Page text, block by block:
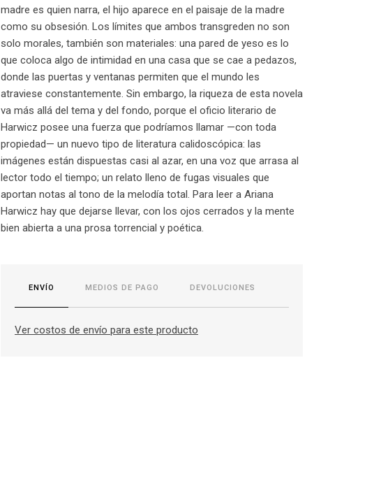
madre es quien narra, el hijo aparece en el paisaje de la madre
como su obsesión. Los límites que ambos transgreden no son
solo morales, también son materiales: una pared de yeso es lo
que coloca algo de intimidad en una casa que se cae a pedazos,
donde las puertas y ventanas permiten que el mundo les
atraviese constantemente. Sin embargo, la riqueza de esta novela
va más allá del tema y del fondo, porque el oficio literario de
Harwicz posee una fuerza que podríamos llamar —con toda
propiedad— un nuevo tipo de literatura calidoscópica: las
imágenes están dispuestas casi al azar, en una voz que arrasa al
lector todo el tiempo; un relato lleno de fugas visuales que
aportan notas al tono de la melodía total. Para leer a Ariana
Harwicz hay que dejarse llevar, con los ojos cerrados y la mente
bien abierta a una prosa torrencial y poética.
ENVÍO MEDIOS DE PAGO DEVOLUCIONES
Ver costos de envío para este producto